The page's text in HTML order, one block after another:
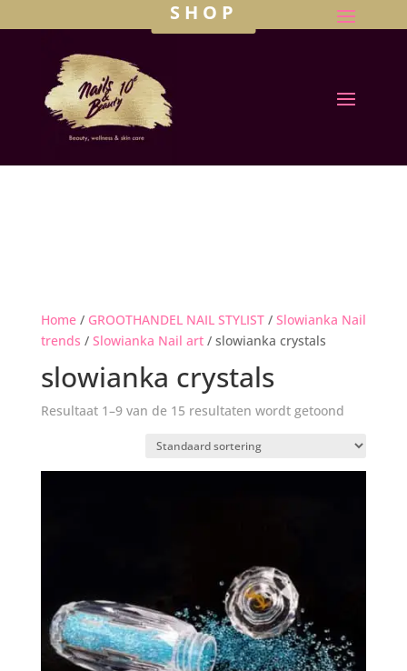
SHOP
Home/ GROOTHANDEL NAIL STYLIST/ Slowianka Nail
trends / Slowianka Nail art/ slowianka crystals
slowianka crystals
Resultaat 1–9 van de 15 resultaten wordt getoond